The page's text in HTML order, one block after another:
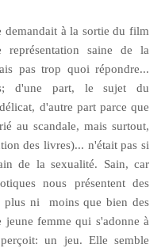
demandait à la sortie du film
saine de la
pas trop quoi répondre...
d'une part, le sujet du
d'autre part parce que
au scandale, mais surtout,
des livres)... n'était pas si
de la sexualité. Sain, car
nous présentent des
plus ni moins que bien des
femme qui s'adonne à
un jeu. Elle semble